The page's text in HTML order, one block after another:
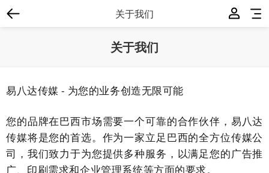
关于我们
关于我们
易八达传媒 - 为您的业务创造无限可能
您的品牌在巴西市场需要一个可靠的合作伙伴，易八达
传媒将是您的首选。作为一家立足巴西的全方位传媒公
司，我们致力于为您提供多种服务，以满足您的广告推
广、印刷需求和企业管理系统等方面的要求。